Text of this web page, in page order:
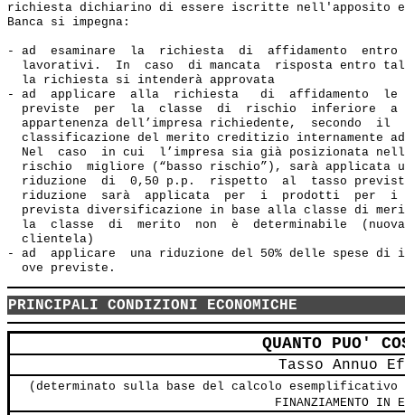
richiesta dichiarino di essere iscritte nell'apposito
Banca si impegna:
- ad  esaminare  la  richiesta  di  affidamento
lavorativi.  In  caso  di mancata  risposta entro
  la richiesta si intenderà approvata
- ad  applicare  alla  richiesta   di  affidamento  le
previste  per  la  classe  di  rischio  inferiore
appartenenza dell’impresa richiedente,  secondo  il
classificazione del merito creditizio internamente
Nel  caso  in cui  l’impresa sia già posizionata
rischio  migliore (“basso rischio”), sarà applicata
riduzione  di  0,50 p.p.  rispetto  al  tasso
riduzione  sarà  applicata  per  i  prodotti  per
prevista diversificazione in base alla classe di
la  classe  di  merito  non  è  determinabile
  clientela)
- ad  applicare  una riduzione del 50% delle spese
PRINCIPALI CONDIZIONI ECONOMICHE
QUANTO PUO'
Tasso Annuo
(determinato sulla base del calcolo esemplificativo
FINANZIAMENTO IN